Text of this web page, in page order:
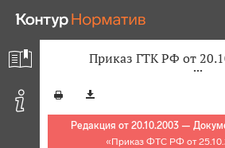
Приказ ГТК РФ от
Редакция от 20.10.2003 —
«Приказ ФТС РФ от